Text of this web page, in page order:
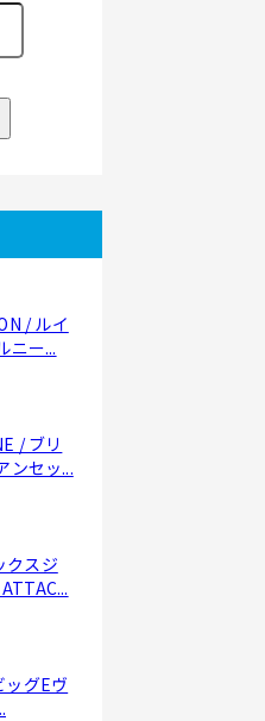
/ ルイ
ニー...
/ ブリ
ンセッ...
クスジ
ッグEヴ